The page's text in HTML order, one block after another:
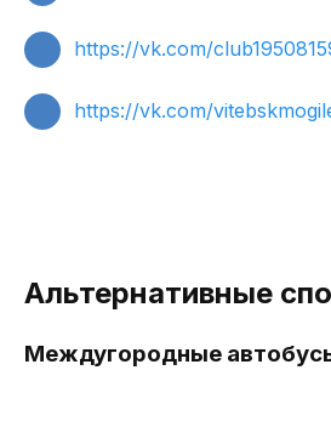
https://vk.com/
https://vk.com/
Альтернативные
Междугородные